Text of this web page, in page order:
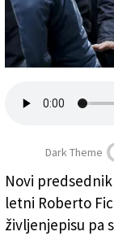
Založnik
Zadruga PD
Roberto Fico,
Dark Theme
Novi
letni Roberto
življenjepisu pa